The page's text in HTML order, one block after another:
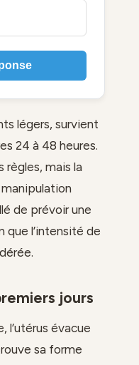
légers, survient
24 à 48 heures.
règles, mais la
de prévoir une
que l’intensité de
jours
l’utérus évacue
sa forme